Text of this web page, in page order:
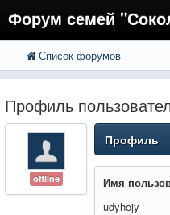
Форум семей
FAQ
Регистрация
Вход
Список форумов
Профиль
offline
Профиль
Имя
udyhojy